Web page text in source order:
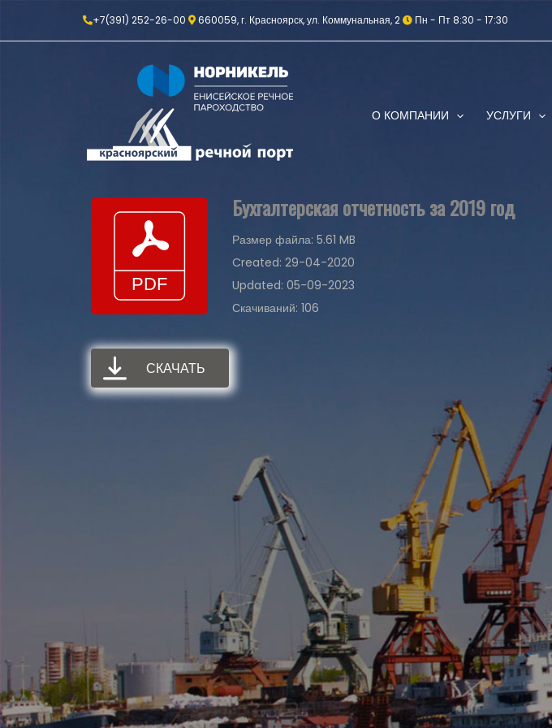
+7(391) 252-26-00 660059, г. Красноярск, ул. Коммунальная, 2 Пн - Пт 8:30 - 17:30
О КОМПАНИИ УСЛУГИ
Бухгалтерская отчетность за 2019 год
Размер файла: 5.61 MB
Created: 29-04-2020
Updated: 05-09-2023
Скачиваний: 106
СКАЧАТЬ